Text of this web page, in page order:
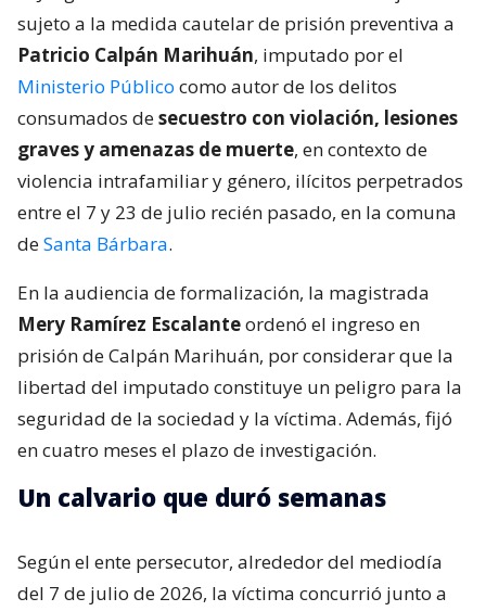
sujeto a la medida cautelar de prisión preventiva a
Patricio Calpán Marihuán, imputado por el
Ministerio Público como autor de los delitos
consumados desecuestro con violación, lesiones
graves y amenazas de muerte, en contexto de
violencia intrafamiliar y género, ilícitos perpetrados
entre el 7 y 23 de julio recién pasado, en la comuna
deSanta Bárbara.
En la audiencia de formalización, la magistrada
Mery Ramírez Escalanteordenó el ingreso en
prisión de Calpán Marihuán, por considerar que la
libertad del imputado constituye un peligro para la
seguridad de la sociedad y la víctima. Además, fijó
en cuatro meses el plazo de investigación.
Un calvario que duró semanas
Según el ente persecutor, alrededor del mediodía
del 7 de julio de 2026, la víctima concurrió junto a